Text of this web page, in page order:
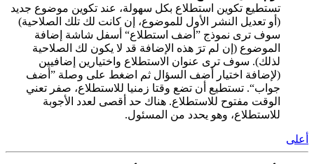
تستطيع تكوين استطلاع بكل سهولة، عند تكوين موضوع جديد
(أو تعديل النشر الأول للموضوع، إن كانت لك تلك الصلاحية)
سوف ترى نموذج ”أضف استطلاع“ أسفل شاشة إضافة
الموضوع (إن لم ترَ هذه الإضافة قد لا يكون لك الصلاحية
لذلك). سوف ترى عنوان الاستطلاع واختيارين إضافيين
(لإضافة اختيار أضف السؤال ثم اضغط على وصلة ”أضف
جواب“. تستطيع أن تضع وقتا زمنيا للاستطلاع، صفر تعني
الوقت مفتوح للاستطلاع. هناك حد أقصى لعدد الأجوبة
للاستطلاع، وهو يحدد من المسئول.
أعلى